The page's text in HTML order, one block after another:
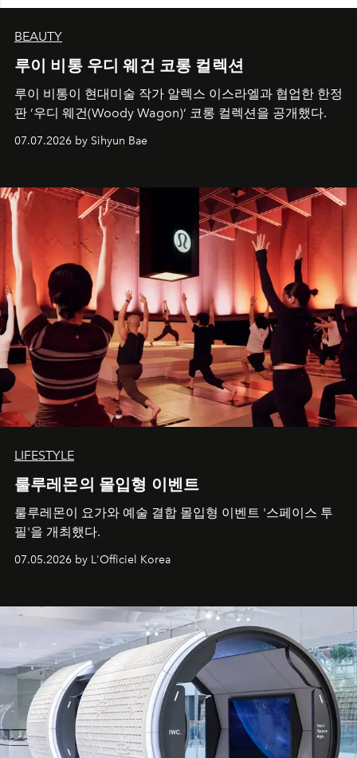
BEAUTY
루이 비통 우디 웨건 코롱 컬렉션
루이 비통이 현대미술 작가 알렉스 이스라엘과 협업한 한정
판 ’우디 웨건(Woody Wagon)‘ 코롱 컬렉션을 공개했다.
07.07.2026 by Sihyun Bae
LIFESTYLE
룰루레몬의 몰입형 이벤트
룰루레몬이 요가와 예술 결합 몰입형 이벤트 '스페이스 투
필'을 개최했다.
07.05.2026 by L'Officiel Korea